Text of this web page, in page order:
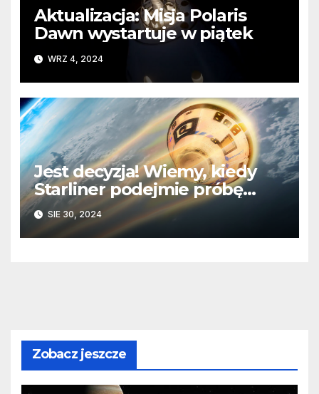
Aktualizacja: Misja Polaris
Dawn wystartuje w piątek
WRZ 4, 2024
Jest decyzja! Wiemy, kiedy
Starliner podejmie próbę
powrotu na Ziemię
SIE 30, 2024
Zobacz jeszcze